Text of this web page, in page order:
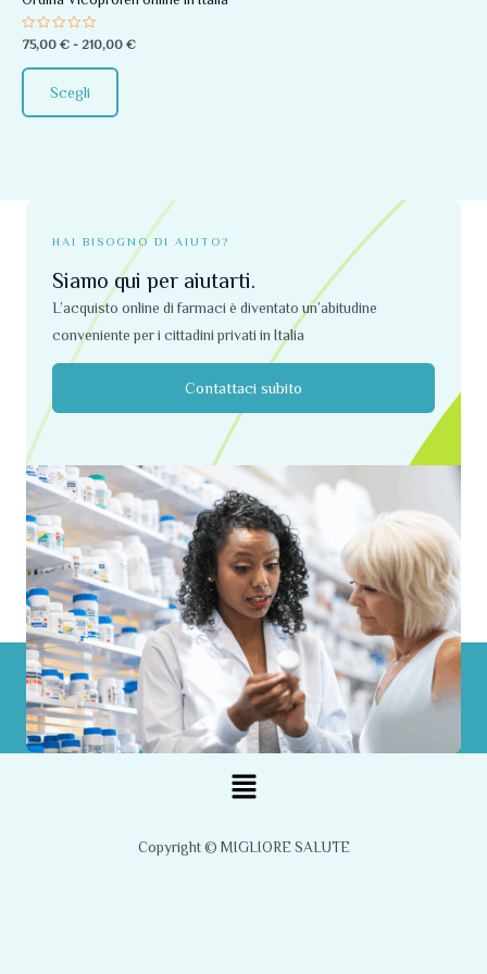
Valutato
0
su
5
75,00 € - 210,00 €
Scegli
scelte
nella
HAI BISOGNO DI AIUTO?
Siamo qui per aiutarti.
L’acquisto online di farmaci è diventato un’abitudine
conveniente per i cittadini privati ​​in Italia
Contattaci subito
Menu
Copyright © MIGLIORE SALUTE